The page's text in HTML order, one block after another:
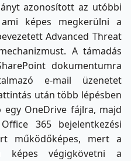
azonosított az utóbbi
képes megkerülni a
Advanced Threat
A támadás
dokumentumra
e-mail üzenetet
után több lépésben
OneDrive fájlra, majd
365 bejelentkezési
működőképes, mert a
képes végigkövetni a